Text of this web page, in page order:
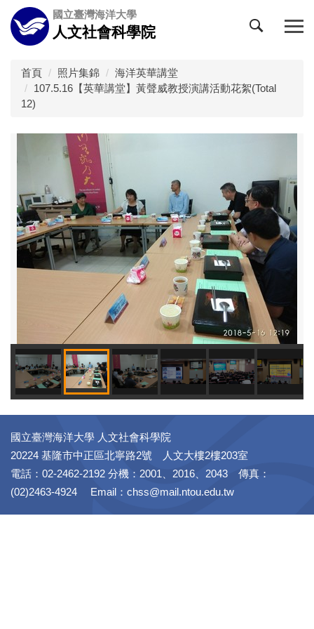
跳
到
主
國立臺灣海洋大學
人文社會科學院
首頁 照片集錦
海洋英華講堂
107.5.16【英華講堂】黃聲威教授演講活動花絮(Total
12)
國立臺灣海洋大學 人文社會科學院
20224 基隆市中正區北寧路2號 人文大樓2樓203室
電話：02-2462-2192 分機：2001、2016、2043 傳真：
(02)2463-4924 Email：chss@mail.ntou.edu.tw